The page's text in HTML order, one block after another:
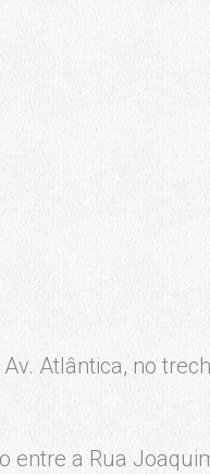
Atlântica, no
entre a Rua